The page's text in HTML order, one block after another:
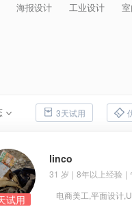
海报设计 工业设计
3天试用
试用
linco
31 岁 | 8年以上经验 |
电商美工,平面设计